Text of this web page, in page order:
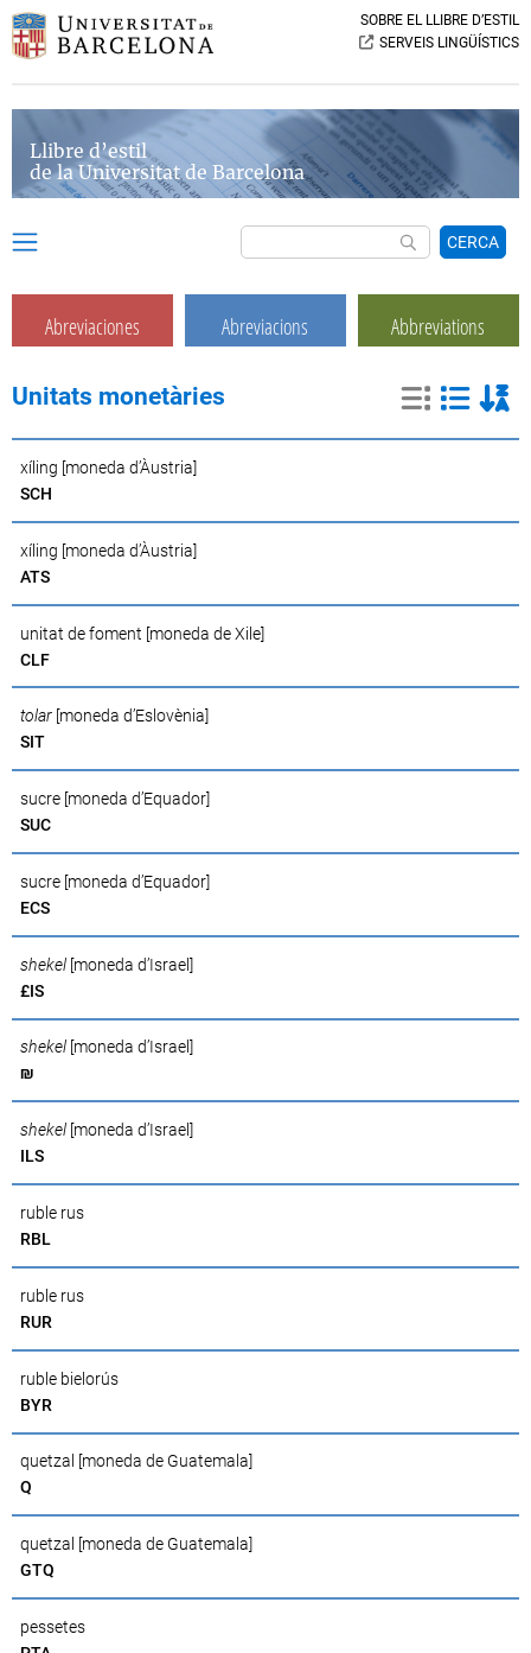
SOBRE EL LLIBRE D’ESTIL
SERVEIS LINGÜÍSTICS
Llibre d’estil
de la Universitat de Barcelona
CERCA
Abreviaciones Abreviacions Abbreviations
Unitats monetàries
xíling [moneda d’Àustria]
SCH
xíling [moneda d’Àustria]
ATS
unitat de foment [moneda de Xile]
CLF
tolar [moneda d’Eslovènia]
SIT
sucre [moneda d’Equador]
SUC
sucre [moneda d’Equador]
ECS
shekel [moneda d’Israel]
£IS
shekel [moneda d’Israel]
₪
shekel [moneda d’Israel]
ILS
ruble rus
RBL
ruble rus
RUR
ruble bielorús
BYR
quetzal [moneda de Guatemala]
Q
quetzal [moneda de Guatemala]
GTQ
pessetes